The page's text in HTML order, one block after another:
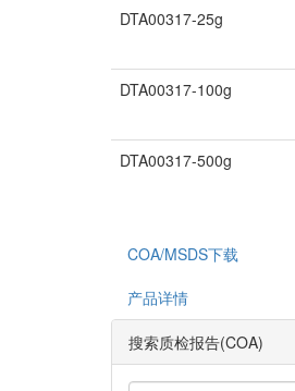
DTA00317-25g
DTA00317-100g
DTA00317-500g
COA/MSDS下载
产品详情
搜索质检报告(COA)